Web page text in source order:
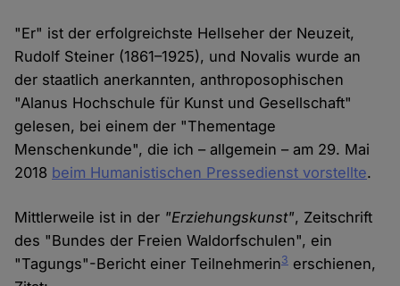
"Er" ist der erfolgreichste Hellseher der Neuzeit,
Rudolf Steiner (1861–1925), und Novalis wurde an
der staatlich anerkannten, anthroposophischen
"Alanus Hochschule für Kunst und Gesellschaft"
gelesen, bei einem der "Thementage
Menschenkunde", die ich – allgemein – am 29. Mai
2018 beim Humanistischen Pressedienst vorstellte.
Mittlerweile ist in der "Erziehungskunst", Zeitschrift
des "Bundes der Freien Waldorfschulen", ein
"Tagungs"-Bericht einer Teilnehmerin3 erschienen,